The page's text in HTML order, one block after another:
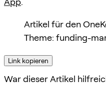
Artikel für den
Theme: funding-
Link kopieren
War dieser Artikel